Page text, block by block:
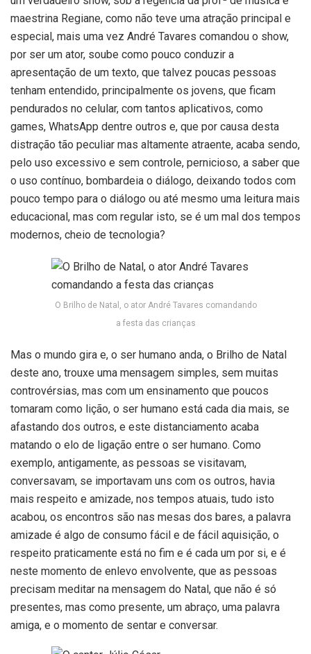
maestrina Regiane, como não teve uma atração principal e
especial, mais uma vez André Tavares comandou o show,
por ser um ator, soube como pouco conduzir a
apresentação de um texto, que talvez poucas pessoas
tenham entendido, principalmente os jovens, que ficam
pendurados no celular, com tantos aplicativos, como
games, WhatsApp dentre outros e, que por causa desta
distração tão peculiar mas altamente atraente, acaba sendo,
pelo uso excessivo e sem controle, pernicioso, a saber que
o uso contínuo, bombardeia o diálogo, deixando todos com
pouco tempo para o diálogo ou até mesmo uma leitura mais
educacional, mas com regular isto, se é um mal dos tempos
modernos, cheio de tecnologia?
O Brilho de Natal, o ator André Tavares comandando
a festa das crianças
Mas o mundo gira e, o ser humano anda, o Brilho de Natal
deste ano, trouxe uma mensagem simples, sem muitas
controvérsias, mas com um ensinamento que poucos
tomaram como lição, o ser humano está cada dia mais, se
afastando dos outros, e este distanciamento acaba
matando o elo de ligação entre o ser humano. Como
exemplo, antigamente, as pessoas se visitavam,
conversavam, se importavam uns com os outros, havia
mais respeito e amizade, nos tempos atuais, tudo isto
acabou, os encontros são nas mesas dos bares, a palavra
amizade é algo de consumo fácil e de fácil aquisição, o
respeito praticamente está no fim e é cada um por si, e é
neste momento de enlevo envolvente, que as pessoas
precisam meditar na mensagem do Natal, que não é só
presentes, mas como presente, um abraço, uma palavra
amiga, e o momento de sentar e conversar.